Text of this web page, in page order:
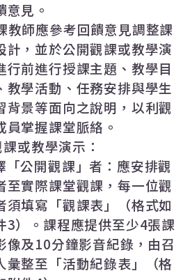
意見。
教師應參考回饋意見調整課
計，並於公開觀課或教學演
行前進行授課主題、教學目
教學活動、任務安排與學生
背景等面向之說明，以利觀
員掌握課堂脈絡。
或教學演示：
「公開觀課」者：應安排觀
至實際課堂觀課，每一位觀
須填寫「觀課表」（格式如
3）。課程應提供至少4張課
像及10分鐘影音紀錄，由召
彙整至「活動紀錄表」（格